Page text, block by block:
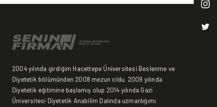
boy-
kilo
dikkat
amaç;
içme
değiştirerek
yemek
konusuna
farklı
2004 yılında girdiğim Hacettepe Üniversitesi Beslenme ve
Diyetetik bölümünden 2008 mezun oldu. 2009 yılında
Diyetetik eğitimine başlamış olup 2014 yılında Gazi
Üniversitesi Diyetetik Anabilim Dalında uzmanlığımı